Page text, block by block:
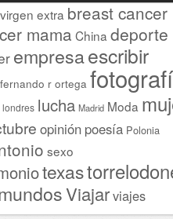
extra breast cancer
mama China deporte
empresaescribir
fernando r ortega
londres lucha Madrid Moda
opinión poesía Polonia
sexo
texas
Viajarviajes